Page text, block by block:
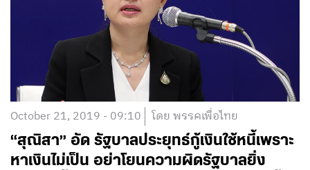
October 21, 2019 - 09:10 โดย พรรคเพื่อไทย
“สุณิสา” อัด รัฐบาลประยุทธ์กู้เงินใช้หนี้เพราะ
หาเงินไม่เป็น อย่าโยนความผิดรัฐบาลยิ่ง